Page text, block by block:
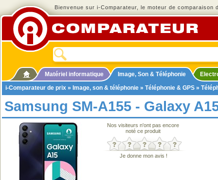
Bienvenue sur i-Comparateur, le moteur de comparaison
Matériel informatique Image, Son & Téléphonie
i-Comparateur de prix » Image, son & téléphonie » Téléphonie & GPS »
Samsung SM-A155 - Galaxy
Nos visiteurs n'ont pas encore
noté ce produit
Je donne mon avis !